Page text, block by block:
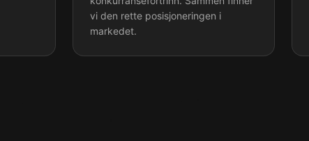
vi den rette posisjoneringen i
markedet.